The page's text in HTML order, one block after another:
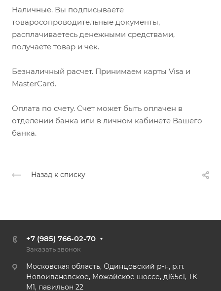
Наличные. Вы подписываете
товаросопроводительные документы,
расплачиваетесь денежными средствами,
получаете товар и чек.
Безналичный расчет. Принимаем карты Visa и
MasterCard.
Оплата по счету. Счет может быть оплачен в
отделении банка или в личном кабинете Вашего
банка.
Назад к списку
+7 (985) 766-02-70
Заказать звонок
Московская область, Одинцовский р-н, р.п.
Новоивановское, Можайское шоссе, д165с1, ТК
М1, павильон 22